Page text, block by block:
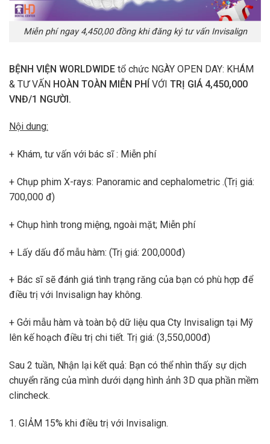
Miễn phí ngay 4,450,00 đồng khi đăng ký tư vấn Invisalign
BỆNH VIỆN WORLDWIDE tổ chức NGÀY OPEN DAY: KHÁM
& TƯ VẤN HOÀN TOÀN MIỄN PHÍ VỚI TRỊ GIÁ 4,450,000
VNĐ/1 NGƯỜI.
Nội dung:
+ Khám, tư vấn với bác sĩ : Miễn phí
+ Chụp phim X-rays: Panoramic and cephalometric .(Trị giá:
700,000 đ)
+ Chụp hình trong miệng, ngoài mặt; Miễn phí
+ Lấy dấu đổ mẫu hàm: (Trị giá: 200,000đ)
+ Bác sĩ sẽ đánh giá tình trạng răng của bạn có phù hợp để
điều trị với Invisalign hay không.
+ Gởi mẫu hàm và toàn bộ dữ liệu qua Cty Invisalign tại Mỹ
lên kế hoạch điều trị chi tiết. Trị giá: (3,550,000đ)
Sau 2 tuần, Nhận lại kết quả: Bạn có thể nhìn thấy sự dịch
chuyển răng của mình dưới dạng hình ảnh 3D qua phần mềm
clincheck.
1. GIẢM 15% khi điều trị với Invisalign.